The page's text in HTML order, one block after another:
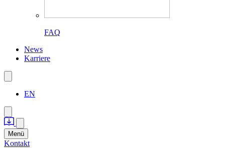
FAQ
News
Karriere
EN
Menü
Kontakt